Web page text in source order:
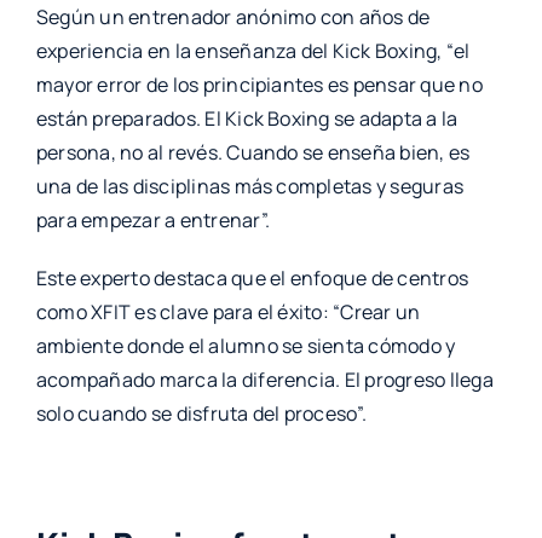
Según un entrenador anónimo con años de
experiencia en la enseñanza del Kick Boxing, “el
mayor error de los principiantes es pensar que no
están preparados. El Kick Boxing se adapta a la
persona, no al revés. Cuando se enseña bien, es
una de las disciplinas más completas y seguras
para empezar a entrenar”.
Este experto destaca que el enfoque de centros
como XFIT es clave para el éxito: “Crear un
ambiente donde el alumno se sienta cómodo y
acompañado marca la diferencia. El progreso llega
solo cuando se disfruta del proceso”.